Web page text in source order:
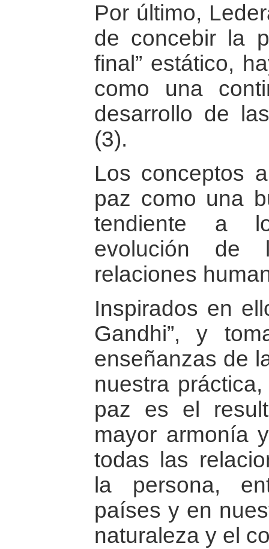
Por último,
de concebir la
final” estático,
como una
desarrollo de
(3).
Los conceptos
paz como una
tendiente a
evolución
relaciones
Inspirados en
Gandhi”, y
enseñanzas de
nuestra
paz es el
mayor armonía
todas las
la persona,
países y en
naturaleza y el